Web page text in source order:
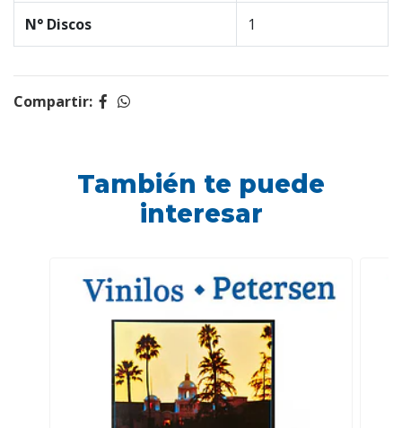
N° Discos 1
Compartir:
También te puede
interesar